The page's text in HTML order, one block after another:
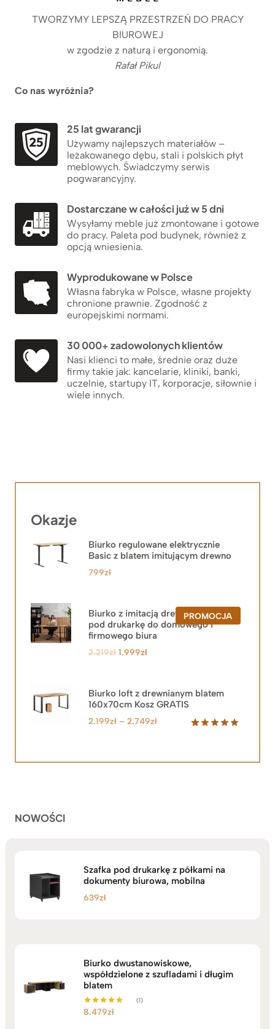
TWORZYMY LEPSZĄ PRZESTRZEŃ DO PRACY
BIUROWEJ
w zgodzie z naturą i ergonomią.
Rafał Pikul
Co nas wyróżnia?
25 lat gwarancji
Używamy najlepszych materiałów –
leżakowanego dębu, stali i polskich płyt
meblowych. Świadczymy serwis
pogwarancyjny.
Dostarczane w całości już w 5 dni
Wysyłamy meble już zmontowane i gotowe
do pracy. Paleta pod budynek, również z
opcją wniesienia.
Wyprodukowane w Polsce
Własna fabryka w Polsce, własne projekty
chronione prawnie. Zgodność z
europejskimi normami.
30 000+ zadowolonych klientów
Nasi klienci to małe, średnie oraz duże
firmy takie jak: kancelarie, kliniki, banki,
uczelnie, startupy IT, korporacje, siłownie i
wiele innych.
Okazje
Biurko regulowane elektrycznie
Basic z blatem imitującym drewno
799zł
PROMOCJAPRODUKT
W
Biurko z imitacją drewna z szafką
pod drukarkę do domowego i
firmowego biura
2.219zł Pierwotna
2.219zł.
1.999złAktualna
1.999zł.
Biurko loft z drewnianym blatem
160x70cm Kosz GRATIS
2.199zł – 2.749złZakres
2.199zł
NOWOŚCI
Szafka pod drukarkę z półkami na
dokumenty biurowa, mobilna
639zł
Biurko dwustanowiskowe,
współdzielone z szufladami i długim
blatem
Oceniono
(1)
8.479zł